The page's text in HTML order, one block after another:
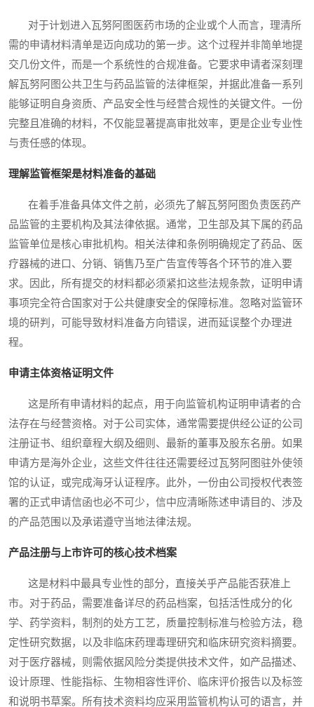
对于计划进入瓦努阿图医药市场的企业或个人而言，理清所
需的申请材料清单是迈向成功的第一步。这个过程并非简单地提
交几份文件，而是一个系统性的合规准备。它要求申请者深刻理
解瓦努阿图公共卫生与药品监管的法律框架，并据此准备一系列
能够证明自身资质、产品安全性与经营合规性的关键文件。一份
完整且准确的材料，不仅能显著提高审批效率，更是企业专业性
与责任感的体现。
理解监管框架是材料准备的基础
在着手准备具体文件之前，必须先了解瓦努阿图负责医药产
品监管的主要机构及其法律依据。通常，卫生部及其下属的药品
监管单位是核心审批机构。相关法律和条例明确规定了药品、医
疗器械的进口、分销、销售乃至广告宣传等各个环节的准入要
求。因此，所有提交的材料都必须紧扣这些法规条款，证明申请
事项完全符合国家对于公共健康安全的保障标准。忽略对监管环
境的研判，可能导致材料准备方向错误，进而延误整个办理进
程。
申请主体资格证明文件
这是所有申请材料的起点，用于向监管机构证明申请者的合
法存在与经营资格。对于公司实体，通常需要提供经公证的公司
注册证书、组织章程大纲及细则、最新的董事及股东名册。如果
申请方是海外企业，这些文件往往还需要经过瓦努阿图驻外使领
馆的认证，或完成海牙认证程序。此外，一份由公司授权代表签
署的正式申请信函也必不可少，信中应清晰陈述申请目的、涉及
的产品范围以及承诺遵守当地法律法规。
产品注册与上市许可的核心技术档案
这是材料中最具专业性的部分，直接关乎产品能否获准上
市。对于药品，需要准备详尽的药品档案，包括活性成分的化
学、药学资料，制剂的处方工艺，质量控制标准与检验方法，稳
定性研究数据，以及非临床药理毒理研究和临床研究资料摘要。
对于医疗器械，则需依据风险分类提供技术文件，如产品描述、
设计原理、性能指标、生物相容性评价、临床评价报告以及标签
和说明书草案。所有技术资料均应采用监管机构认可的语言，并